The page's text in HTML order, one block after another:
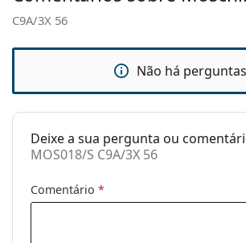
Estojo:
Pano de
Sim
Outros
Categoria:
Óculos de sol
Uso:
Moda
C9A/3X 56
Não há perguntas
Deixe a sua pergunta ou
MOS018/S C9A/3X 56
Comentário *